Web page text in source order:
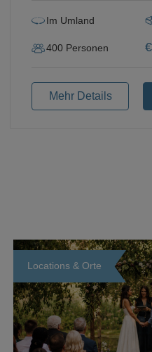
Im Umland
400 Personen €
Mehr Details
Locations & Orte